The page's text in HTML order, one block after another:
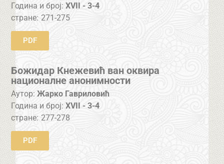
Година и број:XVII - 3-4
стране: 271-275
PDF
Божидар Кнежевић ван оквира
националне анонимности
Аутор: Жарко Гавриловић
Година и број:XVII - 3-4
стране: 277-278
PDF